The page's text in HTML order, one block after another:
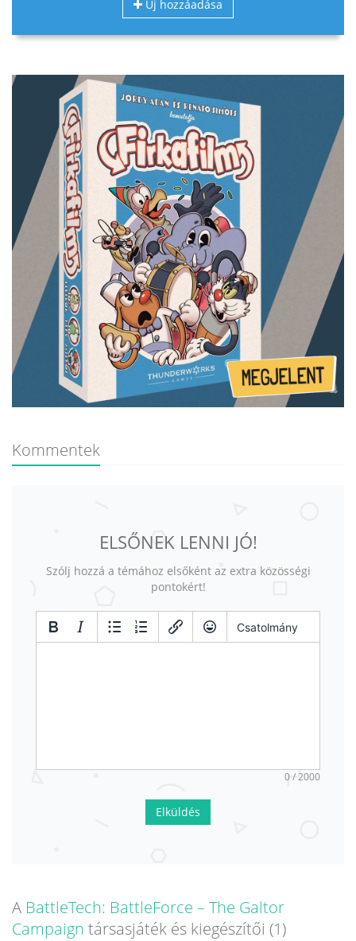
Új hozzáadása
Kommentek
ELSŐNEK LENNI JÓ!
Szólj hozzá a témához elsőként az extra közösségi
pontokért!
Csatolmány
0 / 2000
Elküldés
A BattleTech: BattleForce – The Galtor
Campaign társasjáték és kiegészítői (1)